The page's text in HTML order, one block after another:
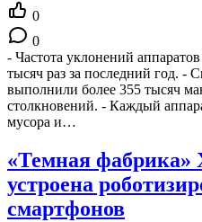
0
0
- Частота уклонений
тысяч раз за последний год. -
выполнили более 355 тысяч
столкновений. - Каждый
мусора и…
«Темная фабрика»
устроена
смартфонов